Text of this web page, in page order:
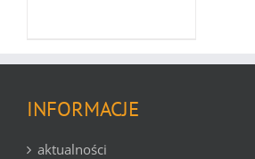
INFORMACJE
aktualności